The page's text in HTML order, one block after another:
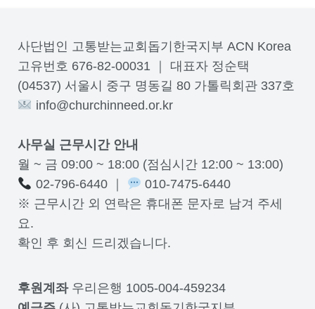
사단법인 고통받는교회돕기한국지부 ACN Korea
고유번호 676-82-00031 ｜ 대표자 정순택
(04537) 서울시 중구 명동길 80 가톨릭회관 337호
info@churchinneed.or.kr
사무실 근무시간 안내
월 ~ 금 09:00 ~ 18:00 (점심시간 12:00 ~ 13:00)
02-796-6440 ｜
010-7475-6440
※ 근무시간 외 연락은 휴대폰 문자로 남겨 주세
요.
확인 후 회신 드리겠습니다.
후원계좌우리은행 1005-004-459234